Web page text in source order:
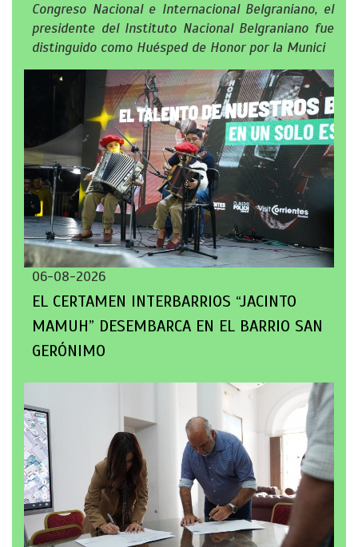
Congreso Nacional e Internacional Belgraniano, el
presidente del Instituto Nacional Belgraniano fue
distinguido como Huésped de Honor por la Munici
06-08-2026
EL CERTAMEN INTERBARRIOS “JACINTO
MAMUH” DESEMBARCA EN EL BARRIO SAN
GERÓNIMO